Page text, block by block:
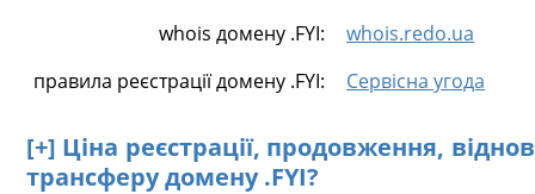
whois домену .FYI:
whois.redo.ua
правила реєстрації домену .FYI:
Сервісна угода
[+] Ціна реєстрації, продовження,
трансферу домену .FYI?